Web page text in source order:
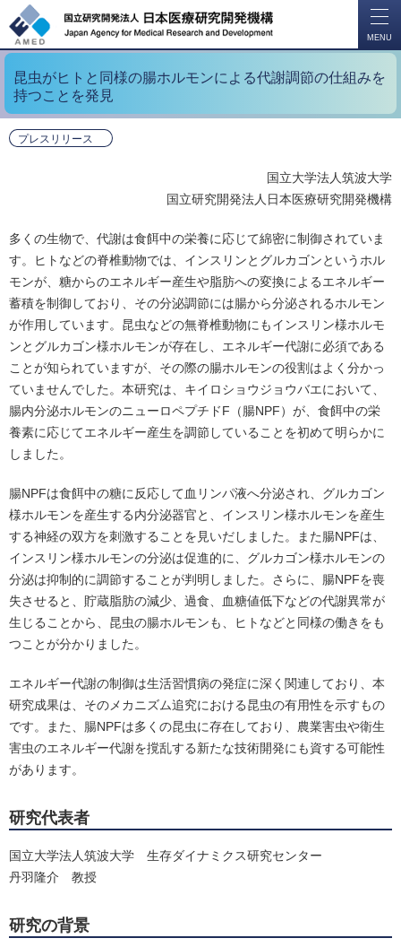
MENU
昆虫がヒトと同様の腸ホルモンによる代謝調節の仕組みを
持つことを発見
プレスリリース
国立大学法人筑波大学
国立研究開発法人日本医療研究開発機構
多くの生物で、代謝は食餌中の栄養に応じて綿密に制御されていま
す。ヒトなどの脊椎動物では、インスリンとグルカゴンというホル
モンが、糖からのエネルギー産生や脂肪への変換によるエネルギー
蓄積を制御しており、その分泌調節には腸から分泌されるホルモン
が作用しています。昆虫などの無脊椎動物にもインスリン様ホルモ
ンとグルカゴン様ホルモンが存在し、エネルギー代謝に必須である
ことが知られていますが、その際の腸ホルモンの役割はよく分かっ
ていませんでした。本研究は、キイロショウジョウバエにおいて、
腸内分泌ホルモンのニューロペプチドF（腸NPF）が、食餌中の栄
養素に応じてエネルギー産生を調節していることを初めて明らかに
しました。
腸NPFは食餌中の糖に反応して血リンパ液へ分泌され、グルカゴン
様ホルモンを産生する内分泌器官と、インスリン様ホルモンを産生
する神経の双方を刺激することを見いだしました。また腸NPFは、
インスリン様ホルモンの分泌は促進的に、グルカゴン様ホルモンの
分泌は抑制的に調節することが判明しました。さらに、腸NPFを喪
失させると、貯蔵脂肪の減少、過食、血糖値低下などの代謝異常が
生じることから、昆虫の腸ホルモンも、ヒトなどと同様の働きをも
つことが分かりました。
エネルギー代謝の制御は生活習慣病の発症に深く関連しており、本
研究成果は、そのメカニズム追究における昆虫の有用性を示すもの
です。また、腸NPFは多くの昆虫に存在しており、農業害虫や衛生
害虫のエネルギー代謝を撹乱する新たな技術開発にも資する可能性
があります。
研究代表者
国立大学法人筑波大学 生存ダイナミクス研究センター
丹羽隆介 教授
研究の背景